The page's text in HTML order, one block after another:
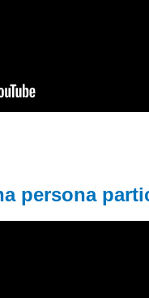
persona